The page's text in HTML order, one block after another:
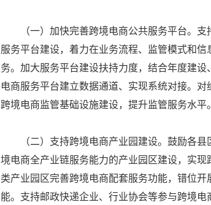
（一）加快完善跨境电商公共服务平台。
服务平台建设，着力在业务流程、监管模式和
务。加大服务平台建设扶持力度，结合年度建
电商服务平台建立数据通道、实现系统对接。
跨境电商监管基础设施建设，提升监管服务水平。
（二）支持跨境电商产业园建设。鼓励各
境电商全产业链服务能力的产业园区建设，实
类产业园区完善跨境电商配套服务功能，错位
能。支持邮政快递企业、行业协会等参与跨境